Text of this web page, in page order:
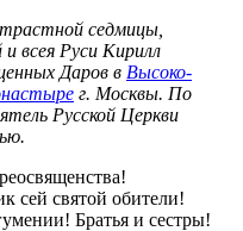
седмицы,
всея Руси Кирилл
Даров в Высоко-
г. Москвы. По
Русской Церкви
сей святой обители!
Братья и сестры!